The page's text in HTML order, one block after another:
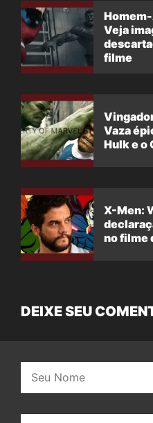
Homem-
Veja
filme
Vaza
Hulk e o
X-Men:
no filme
DEIXE SEU